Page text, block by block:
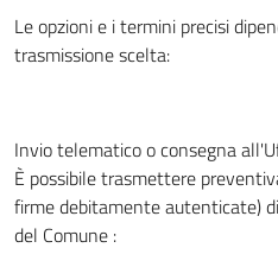
Le opzioni e i termini precisi
trasmissione scelta:
Invio telematico o consegna
È possibile trasmettere
firme debitamente autenticate)
del Comune :